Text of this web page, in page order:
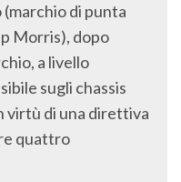
di punta
Morris), dopo
a livello
sugli chassis
virtù di una direttiva
quattro